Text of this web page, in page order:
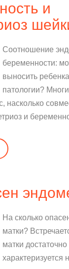
и
Соотношение
беременности:
выносить
патологии?
насколько
и
На сколько
матки?
матки достаточно
характеризуется